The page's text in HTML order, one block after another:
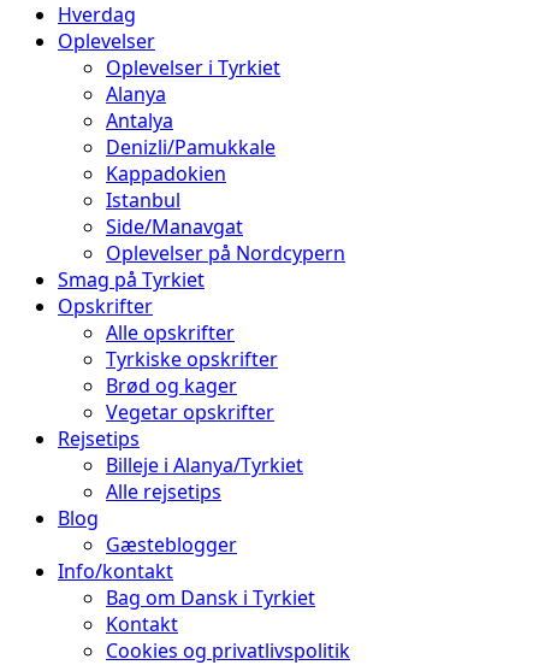
Hverdag
Oplevelser
Oplevelser i Tyrkiet
Alanya
Antalya
Denizli/Pamukkale
Kappadokien
Istanbul
Side/Manavgat
Oplevelser på Nordcypern
Smag på Tyrkiet
Opskrifter
Alle opskrifter
Tyrkiske opskrifter
Brød og kager
Vegetar opskrifter
Rejsetips
Billeje i Alanya/Tyrkiet
Alle rejsetips
Blog
Gæsteblogger
Info/kontakt
Bag om Dansk i Tyrkiet
Kontakt
Cookies og privatlivspolitik